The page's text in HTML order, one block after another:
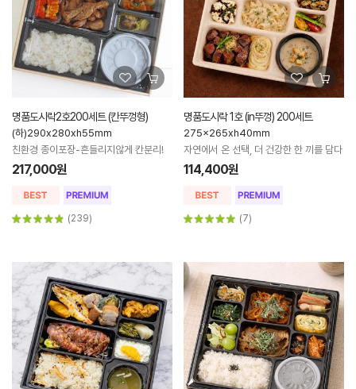
명품도시락2호200세트 (칸뚜껑형)
(하)290x280xh55mm
친환경 종이포장-흔들리지않게 칸분리!
217,000원
(239)
명품도시락 1호 (in뚜껑) 200세트
275x265xh40mm
자연에서 온 선택, 더 건강한 한 끼를 담다
114,400원
(7)